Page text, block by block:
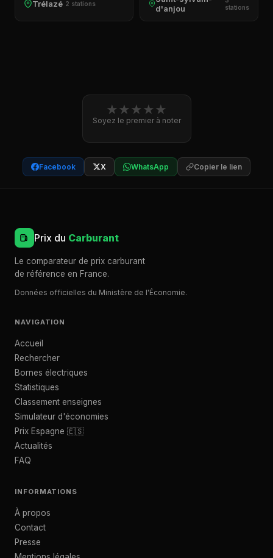
Trélazé 2 stations
d'anjou
stations
★★★★★
Soyez le premier à noter
Facebook X WhatsApp Copier le lien
Prix du Carburant
Le comparateur de prix carburant
de référence en France.
Données officielles du Ministère de l'Économie.
NAVIGATION
Accueil
Rechercher
Bornes électriques
Statistiques
Classement enseignes
Simulateur d'économies
Prix Espagne 🇪🇸
Actualités
FAQ
INFORMATIONS
À propos
Contact
Presse